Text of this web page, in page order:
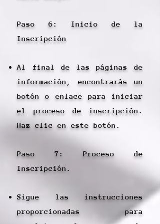
Paso 6: Inicio de la
Inscripción
Al final de las páginas de
información, encontrarás un
botón o enlace para iniciar
el proceso de inscripción.
Haz clic en este botón.
Paso 7: Proceso de
Inscripción.
Sigue las instrucciones
proporcionadas para